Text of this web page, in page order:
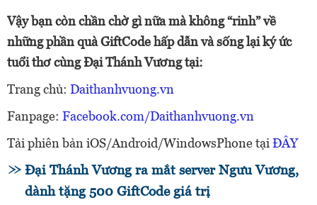
Vậy bạn còn chần chờ gì nữa mà không “rinh” về
những phần quà GiftCode hấp dẫn và sống lại ký ức
tuổi thơ cùng Đại Thánh Vương tại:
Trang chủ: Daithanhvuong.vn
Fanpage: Facebook.com/Daithanhvuong.vn
Tải phiên bản iOS/Android/WindowsPhone tại ĐÂY
Đại Thánh Vương ra mắt server Ngưu Vương,
dành tặng 500 GiftCode giá trị